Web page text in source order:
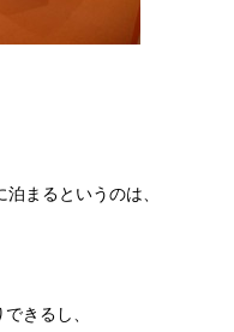
まるというのは、
きるし、